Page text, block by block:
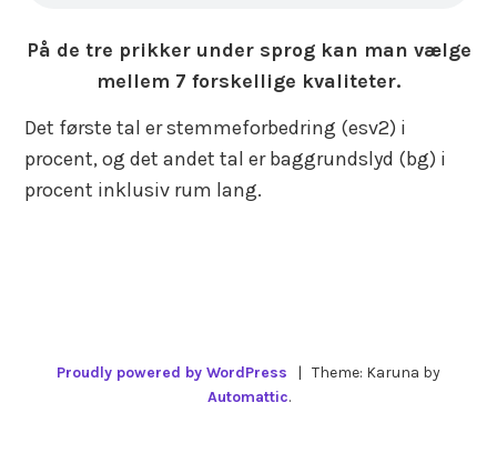
På de tre prikker under sprog kan man vælge
mellem 7 forskellige kvaliteter.
Det første tal er stemmeforbedring (esv2) i
procent, og det andet tal er baggrundslyd (bg) i
procent inklusiv rum lang.
Proudly powered by WordPress | Theme: Karuna by
Automattic.